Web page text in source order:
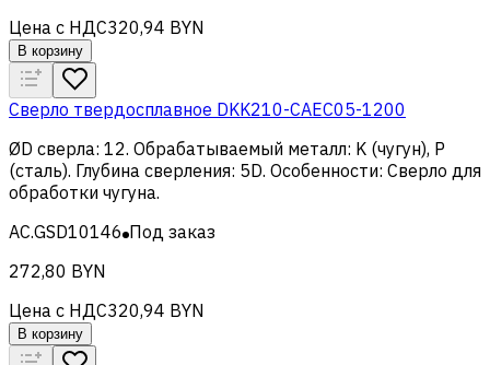
Цена с НДС320,94 BYN
В корзину
Сверло твердосплавное DKK210-CAEC05-1200
ØD сверла: 12. Обрабатываемый металл: K (чугун), Р
(сталь). Глубина сверления: 5D. Особенности: Сверло для
обработки чугуна.
AC.GSD10146 Под заказ
272,80 BYN
Цена с НДС320,94 BYN
В корзину